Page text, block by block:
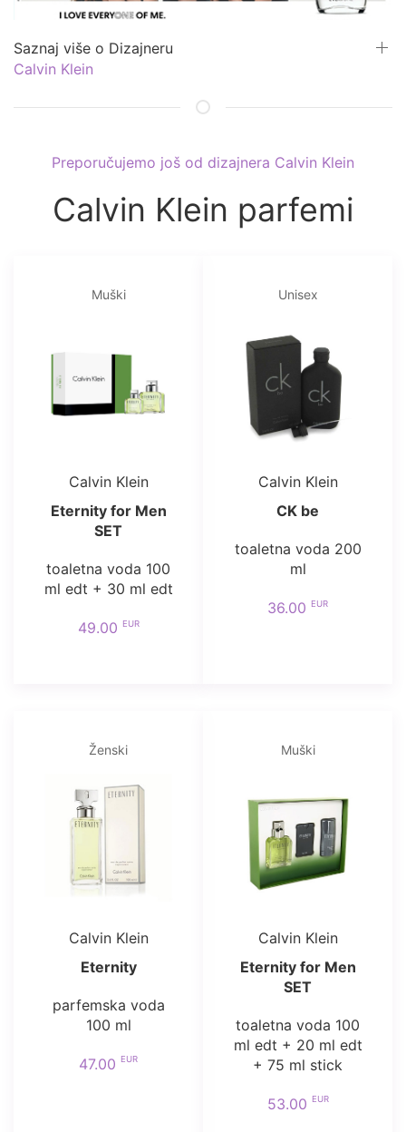
Saznaj više o Dizajneru
Calvin Klein
Preporučujemo još od dizajnera Calvin Klein
Calvin Klein parfemi
Muški
Calvin Klein
Eternity for Men
SET
toaletna voda 100
ml edt + 30 ml edt
49.00 EUR
Unisex
Calvin Klein
CK be
toaletna voda 200
ml
36.00 EUR
Ženski
Calvin Klein
Eternity
parfemska voda
100 ml
47.00 EUR
Muški
Calvin Klein
Eternity for Men
SET
toaletna voda 100
ml edt + 20 ml edt
+ 75 ml stick
53.00 EUR